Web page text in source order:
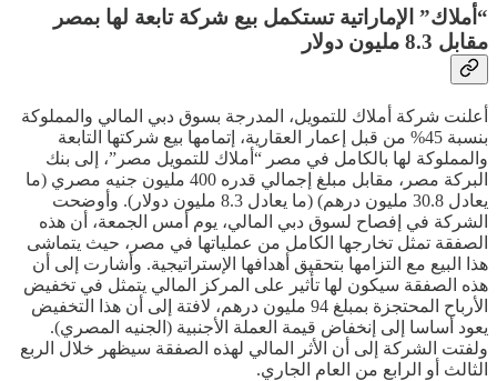
“أملاك” الإماراتية تستكمل بيع شركة تابعة لها بمصر
مقابل 8.3 مليون دولار
أعلنت شركة أملاك للتمويل، المدرجة بسوق دبي المالي والمملوكة
بنسبة 45% من قبل إعمار العقارية، إتمامها بيع شركتها التابعة
والمملوكة لها بالكامل في مصر “أملاك للتمويل مصر”، إلى بنك
البركة مصر، مقابل مبلغ إجمالي قدره 400 مليون جنيه مصري (ما
يعادل 30.8 مليون درهم) (ما يعادل 8.3 مليون دولار). وأوضحت
الشركة في إفصاح لسوق دبي المالي، يوم أمس الجمعة، أن هذه
الصفقة تمثل تخارجها الكامل من عملياتها في مصر، حيث يتماشى
هذا البيع مع التزامها بتحقيق أهدافها الإستراتيجية. وأشارت إلى أن
هذه الصفقة سيكون لها تأثير على المركز المالي يتمثل في تخفيض
الأرباح المحتجزة بمبلغ 94 مليون درهم، لافتة إلى أن هذا التخفيض
يعود أساسا إلى إنخفاض قيمة العملة الأجنبية (الجنيه المصري).
ولفتت الشركة إلى أن الأثر المالي لهذه الصفقة سيظهر خلال الربع
الثالث أو الرابع من العام الجاري.